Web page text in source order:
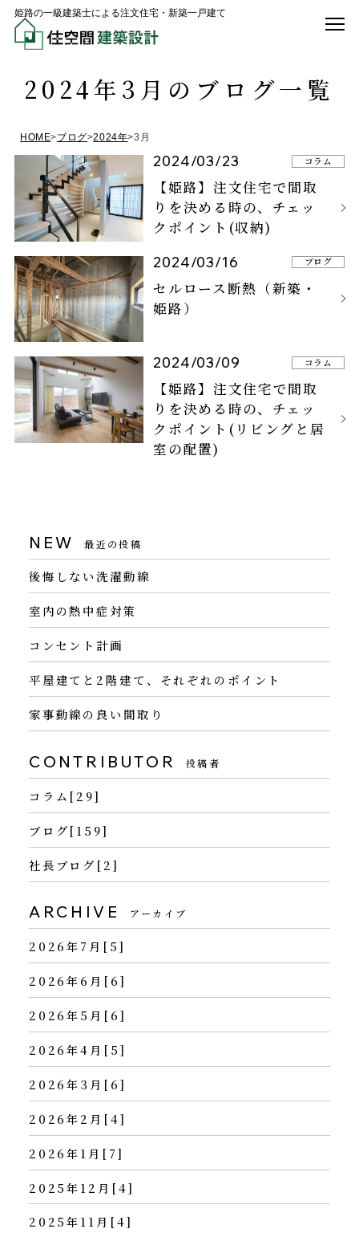
姫路の一級建築士による注文住宅・新築一戸建て
2024年3月のブログ一覧
HOME>ブログ>2024年>3月
2024/03/23
【姫路】注文住宅で間取
りを決める時の、チェッ
クポイント(収納)
コラム
2024/03/16
セルロース断熱（新築・
姫路）
ブログ
2024/03/09
【姫路】注文住宅で間取
りを決める時の、チェッ
クポイント(リビングと居
室の配置)
コラム
NEW 最近の投稿
後悔しない洗濯動線
室内の熱中症対策
コンセント計画
平屋建てと2階建て、それぞれのポイント
家事動線の良い間取り
CONTRIBUTOR 投稿者
コラム[29]
ブログ[159]
社長ブログ[2]
ARCHIVE アーカイブ
2026年7月[5]
2026年6月[6]
2026年5月[6]
2026年4月[5]
2026年3月[6]
2026年2月[4]
2026年1月[7]
2025年12月[4]
2025年11月[4]